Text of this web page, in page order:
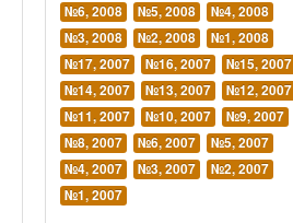
№6, 2008
№5, 2008
№4, 2008
№3, 2008
№2, 2008
№1, 2008
№17, 2007
№16, 2007
№15, 2007
№14, 2007
№13, 2007
№12, 2007
№11, 2007
№10, 2007
№9, 2007
№8, 2007
№6, 2007
№5, 2007
№4, 2007
№3, 2007
№2, 2007
№1, 2007